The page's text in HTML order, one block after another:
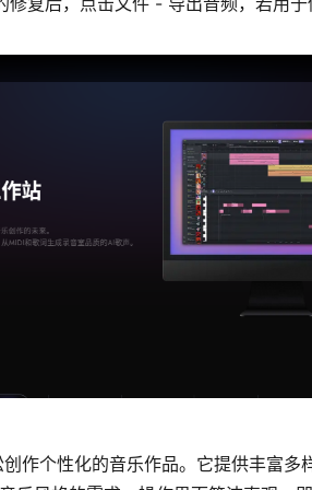
作个性化的音乐作品。它提供丰富